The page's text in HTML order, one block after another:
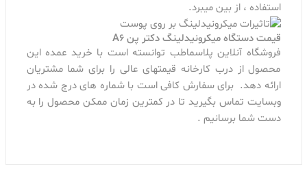
استفاده ، از بین میبرد.
قیمت دستگاه میکرونیدلینگ دکتر پن A6
فروشگاه آنلاین پلاسماطب توانسته است با خرید عمده این
محصول از درب کارخانه قیمتهای عالی را برای شما مشتریان
ارائه دهد. برای سفارش کافی است با شماره های درج شده در
وبسایت تماس بگیرید تا در کمترین زمان ممکن محصول را به
دست شما برسانیم .